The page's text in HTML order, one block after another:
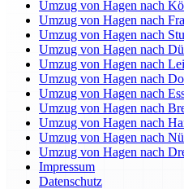
Umzug von Hagen nach
Umzug von Hagen nach
Umzug von Hagen nach
Umzug von Hagen nach
Umzug von Hagen nach
Umzug von Hagen nach
Umzug von Hagen nach
Umzug von Hagen nach
Umzug von Hagen nach
Umzug von Hagen nach
Umzug von Hagen nach
Impressum
Datenschutz